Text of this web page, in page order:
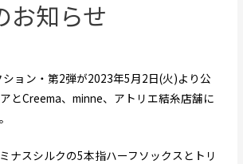
お知らせ
ョン・第2弾が2023年5月2日(火)より公
とCreema、minne、アトリエ結糸店舗に
ナスシルクの5本指ハーフソックスとトリ